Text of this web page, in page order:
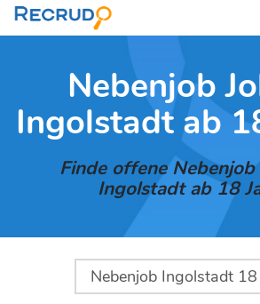
Nebenjob
Ingolstadt ab
Finde offene
Ingolstadt ab 18